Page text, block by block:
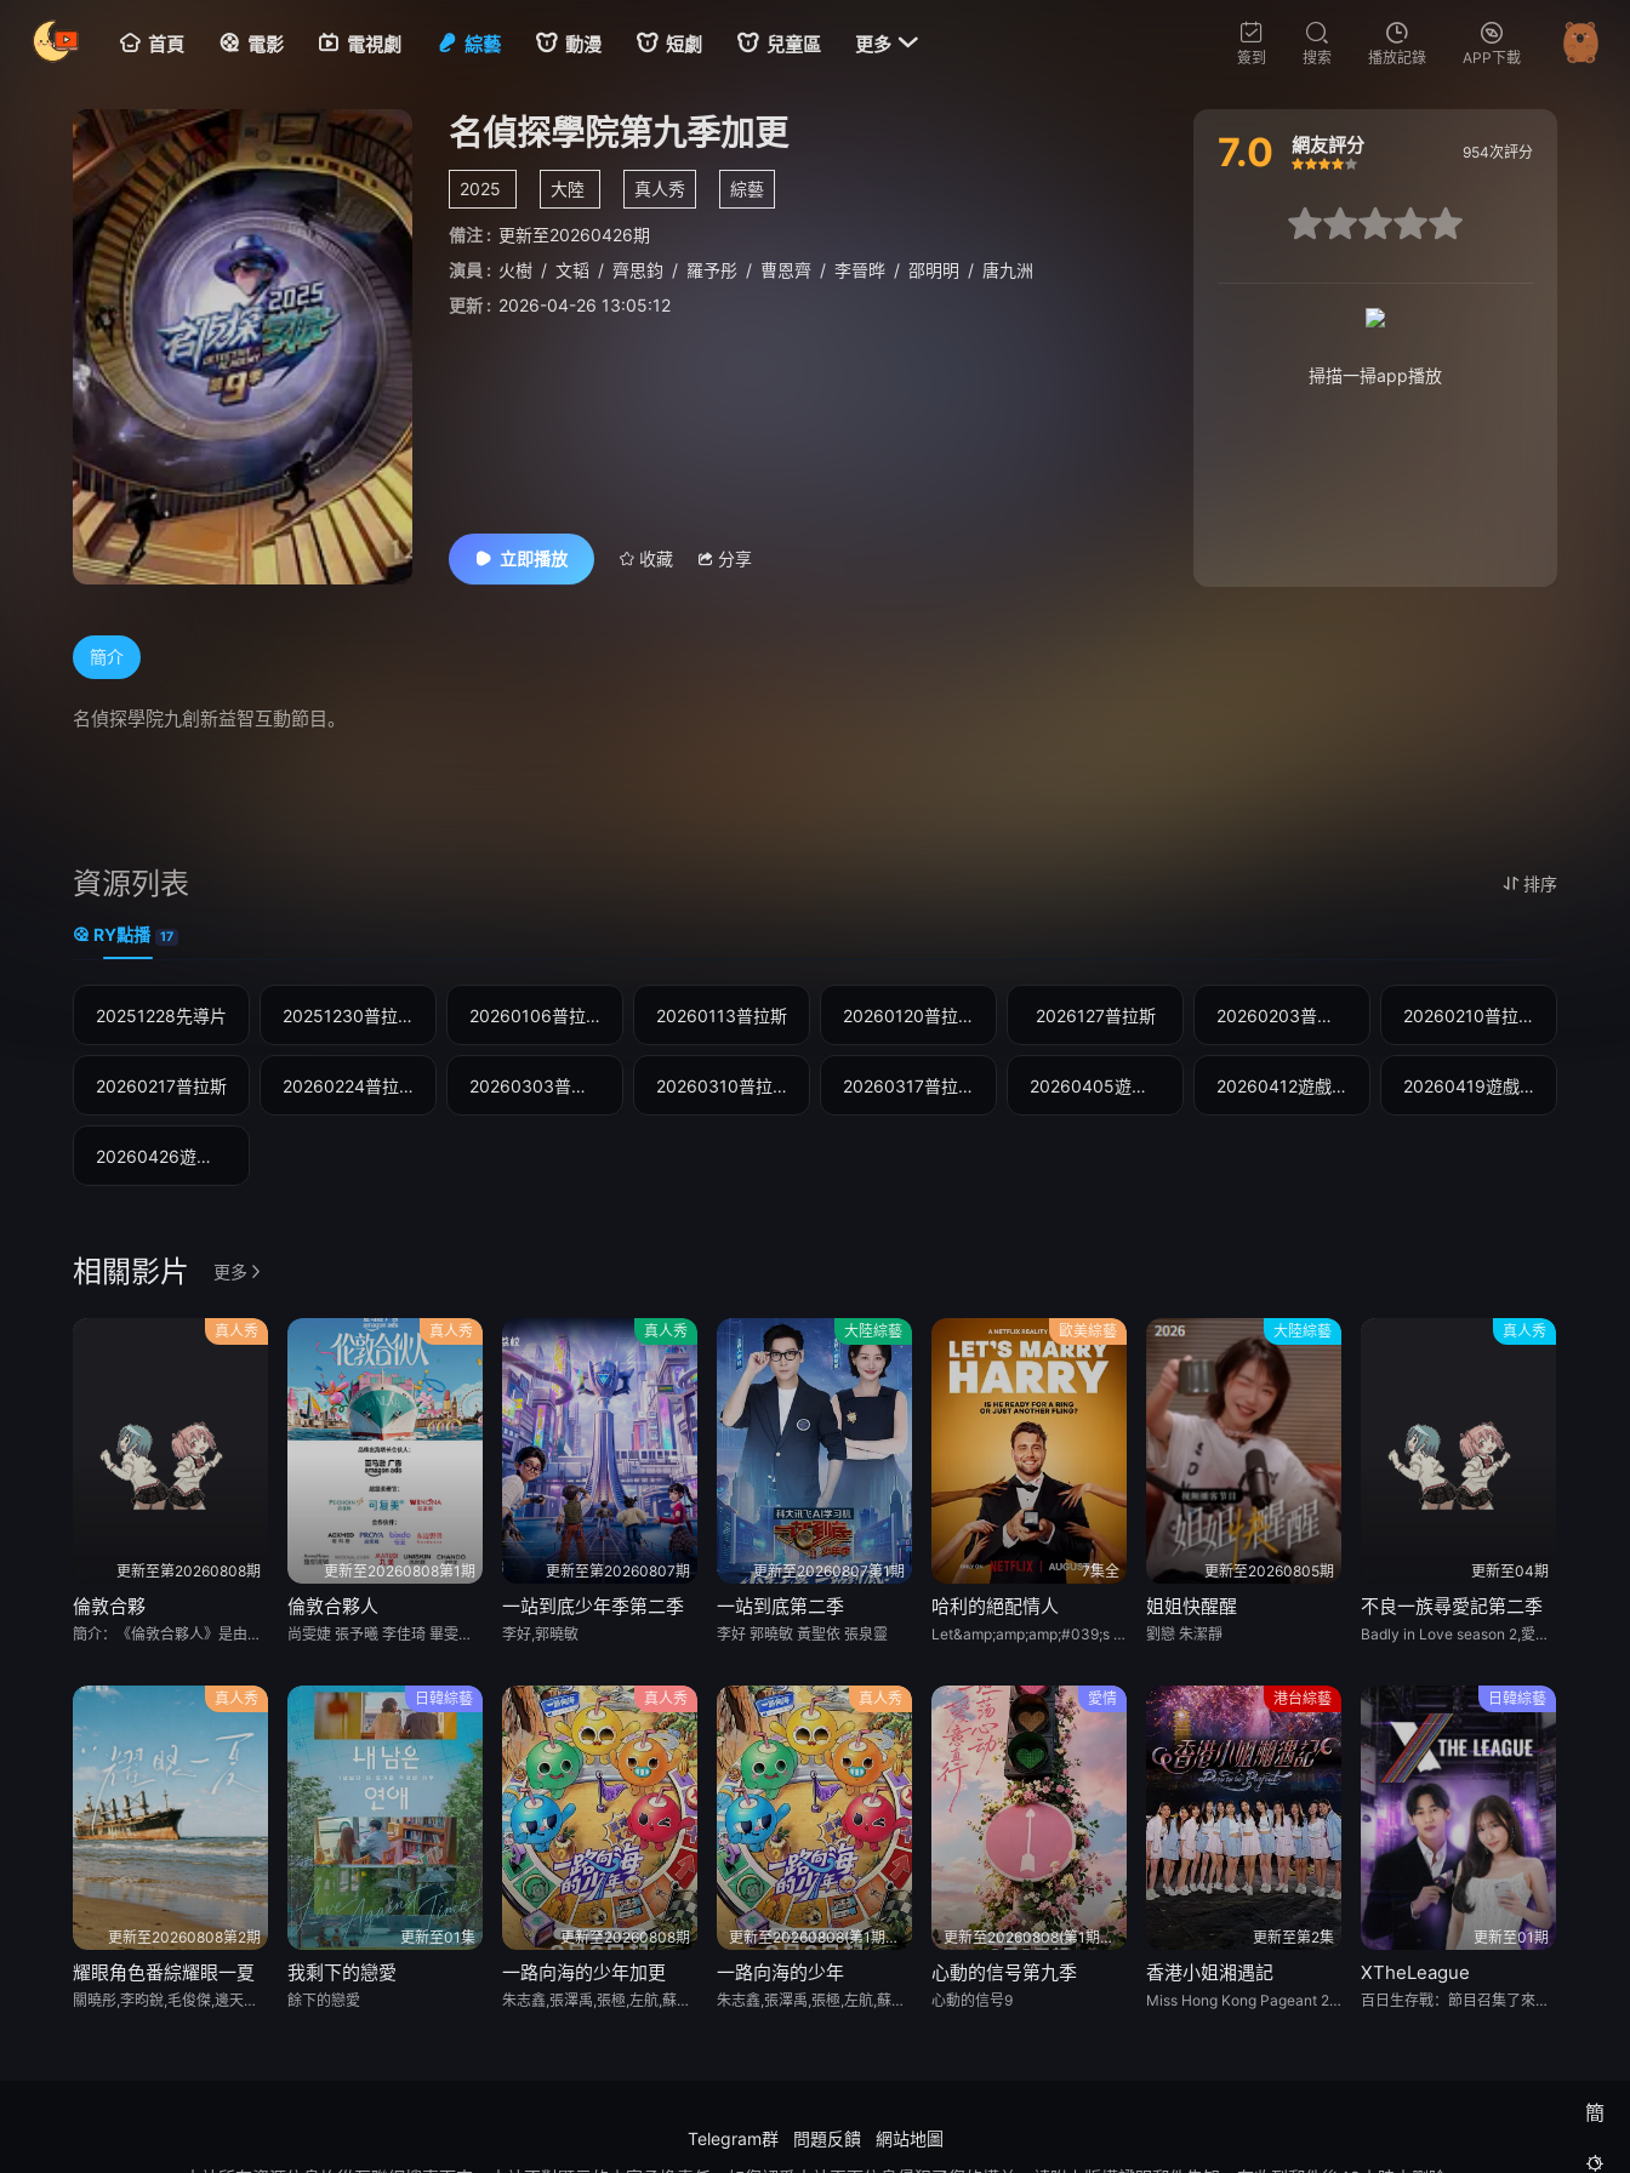
首頁 電影 電視劇 綜藝 動漫 短劇 兒童區 更多 
簽到 搜索 播放記錄 APP下載
名偵探學院第九季加更
2025 大陸 真人秀 綜藝
備注 : 更新至20260426期
演員 : 火樹 / 文韬 / 齊思鈞 / 羅予彤 / 曹恩齊 / 李晉晔 / 邵明明 / 唐九洲
更新 : 2026-04-26 13:05:12
立即播放 收藏 分享
7.0 網友評分
很差較差還行
推薦
力薦
954次評分
較差還行推薦力薦
掃描一掃app播放
簡介
名偵探學院九創新益智互動節目。
資源列表 排序
RY點播 17
20251228先導片 20251230普拉斯 20260106普拉斯 20260113普拉斯 20260120普拉斯 2026127普拉斯 20260203普拉斯 20260210普拉斯
20260217普拉斯 20260224普拉斯 20260303普拉斯 20260310普拉斯 20260317普拉斯 20260405遊戲總結篇 20260412遊戲總集篇 20260419遊戲總集篇
20260426遊戲總集篇
相關影片 更多
真人秀
更新至第20260808期
倫敦合夥
簡介：《倫敦合夥人》是由湖南衛視、芒果TV、小芒聯合出品的青春合夥人開店創業真人秀。此次，合夥人們将進一步深入更全面真實的經營生态，全力助推國貨出海，打造彙聚中國品牌的特色門店，從巴黎到倫敦，從深度籌
真人秀
更新至20260808第1期
倫敦合夥人
尚雯婕 張予曦 李佳琦 畢雯珺 趙昭儀 顔安
真人秀
更新至第20260807期
一站到底少年季第二季
李好,郭曉敏
大陸綜藝
更新至20260807第1期
一站到底第二季
李好 郭曉敏 黃聖依 張泉靈
歐美綜藝
7集全
哈利的絕配情人
Let&amp;amp;amp;#039;s Marry Harry
大陸綜藝
更新至20260805期
姐姐快醒醒
劉戀 朱潔靜
真人秀
更新至04期
不良一族尋愛記第二季
Badly in Love season 2,愛情萬歲 第二季
真人秀
更新至20260808第2期
耀眼角色番綜耀眼一夏
關曉彤,李昀銳,毛俊傑,邊天揚,王翰聞,高秋梓
日韓綜藝
更新至01集
我剩下的戀愛
餘下的戀愛
真人秀
更新至20260808期
一路向海的少年加更
朱志鑫,張澤禹,張極,左航,蘇新皓,陸虎,李飛,閻鶴祥
真人秀
更新至20260808(第1期加更)
一路向海的少年
朱志鑫,張澤禹,張極,左航,蘇新皓,陸虎,李飛,閻鶴祥
愛情
更新至20260808(第1期陪看下)
心動的信号第九季
心動的信号9
港台綜藝
更新至第2集
香港小姐湘遇記
Miss Hong Kong Pageant 2026 Hunan Moments
日韓綜藝
更新至01期
XTheLeague
百日生存戰：節目召集了來自全球 9 個國家（韓國、中國、日本、美國、泰國、越南、印度尼西亞、新加坡和馬來西亞）的 40 位頂級網絡紅人和明星主播。八大國家隊：選手們被劃分爲 8 支國家/地區代表隊，在爲期 100 天 的賽程中進行 5 輪高強度的帶貨淘汰賽
簡

Telegram群 問題反饋
網站地圖